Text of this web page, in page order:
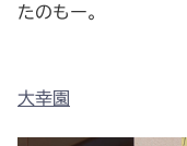
たのもー。
大幸園